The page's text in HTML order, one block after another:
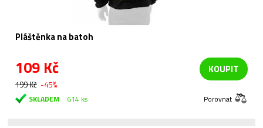
Pláštěnka na batoh
109 Kč
199 Kč -45%
KOUPIT
SKLADEM 614 ks Porovnat